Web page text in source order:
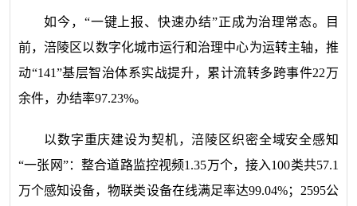
如今，“一键上报、快速办结”正成为治理常态。目
前，涪陵区以数字化城市运行和治理中心为运转主轴，推
动“141”基层智治体系实战提升，累计流转多跨事件22万
余件，办结率97.23%。
以数字重庆建设为契机，涪陵区织密全域安全感知
“一张网”：整合道路监控视频1.35万个，接入100类共57.1
万个感知设备，物联类设备在线满足率达99.04%；2595公